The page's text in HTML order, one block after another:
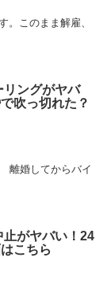
。このまま解雇、
リングがヤバ
吹っ切れた？
離婚してからバイ
止がヤバい！24
こちら